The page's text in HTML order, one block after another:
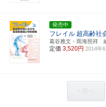
発売中
フレイル 超高齢社
葛谷雅文・雨海照祥
定価 3,520円 2014年